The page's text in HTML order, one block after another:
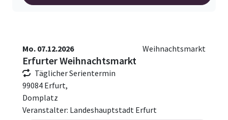
Mo. 07.12.2026 Weihnachtsmarkt
Erfurter Weihnachtsmarkt
Täglicher Serientermin
99084 Erfurt,
Domplatz
Veranstalter: Landeshauptstadt Erfurt